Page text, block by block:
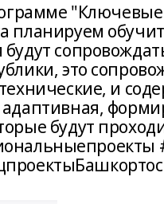
планируем
это
и
будут